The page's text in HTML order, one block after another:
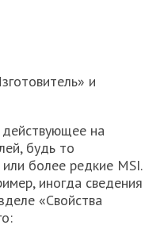
и
на
будь то
более редкие MSI.
иногда сведения
«Свойства